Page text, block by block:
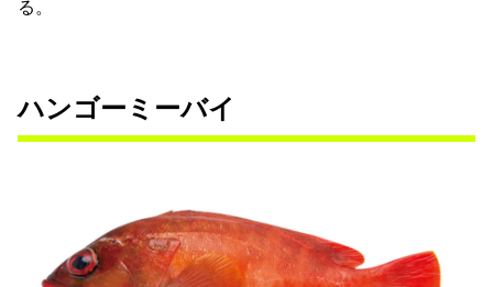
る。
ハンゴーミーバイ